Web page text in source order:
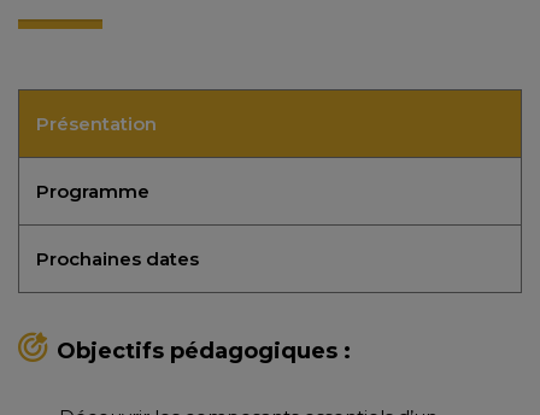
Présentation
Programme
Prochaines dates
Objectifs pédagogiques :